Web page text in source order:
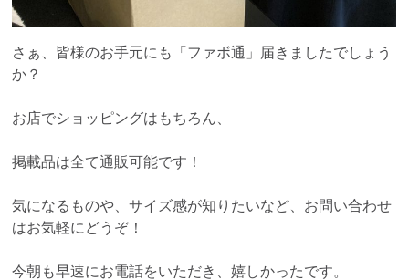
さぁ、皆様のお手元にも「ファボ通」届きましたでしょう
か？
お店でショッピングはもちろん、
掲載品は全て通販可能です！
気になるものや、サイズ感が知りたいなど、お問い合わせ
はお気軽にどうぞ！
今朝も早速にお電話をいただき、嬉しかったです。